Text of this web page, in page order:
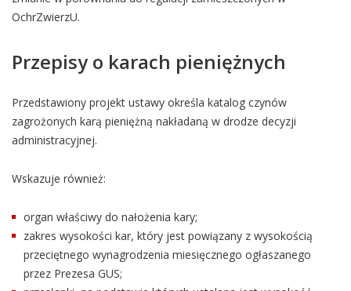
OchrZwierzU.
Przepisy o karach pieniężnych
Przedstawiony projekt ustawy określa katalog czynów
zagrożonych karą pieniężną nakładaną w drodze decyzji
administracyjnej.
Wskazuje również:
organ właściwy do nałożenia kary;
zakres wysokości kar, który jest powiązany z wysokością
przeciętnego wynagrodzenia miesięcznego ogłaszanego
przez Prezesa GUS;